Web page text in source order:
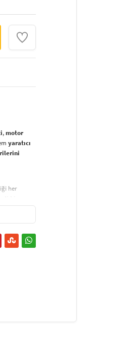
,motor
yaratıcı
her
ve